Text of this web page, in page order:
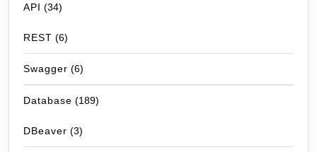
API (34)
REST (6)
Swagger (6)
Database (189)
DBeaver (3)